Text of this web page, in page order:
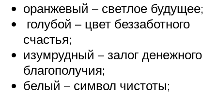
оранжевый – светлое будущее;
голубой – цвет беззаботного
счастья;
изумрудный – залог денежного
благополучия;
белый – символ чистоты;